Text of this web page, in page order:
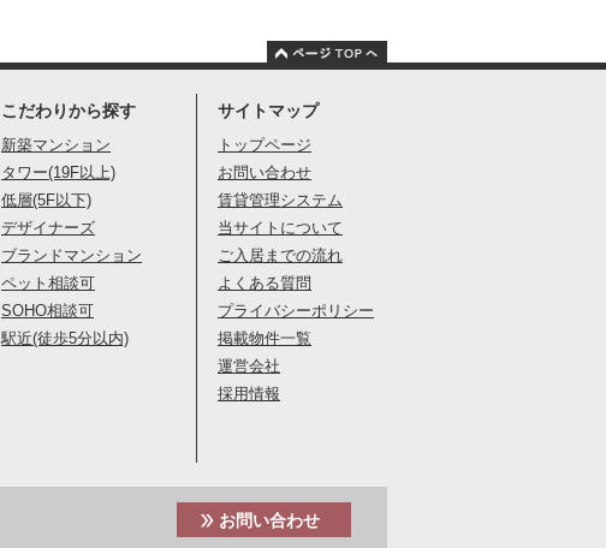
こだわりから探す
新築マンション
タワー(19F以上)
低層(5F以下)
デザイナーズ
ブランドマンション
ペット相談可
SOHO相談可
駅近(徒歩5分以内)
サイトマップ
トップページ
お問い合わせ
賃貸管理システム
当サイトについて
ご入居までの流れ
よくある質問
プライバシーポリシー
掲載物件一覧
運営会社
採用情報
お問い合わせ